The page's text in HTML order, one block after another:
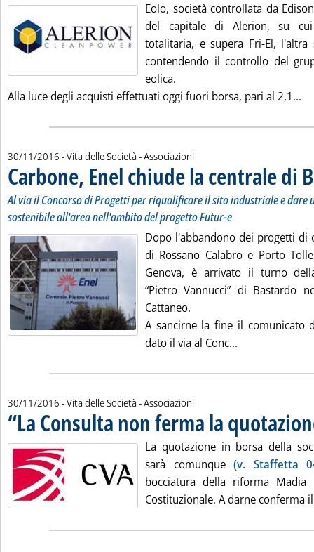
Eolo, società controllata da
del capitale di Alerion, su
totalitaria, e supera Fri-El,
contendendo il controllo del
eolica.
Alla luce degli acquisti effettuati oggi fuori borsa, pari al 2,1...
30/11/2016 - Vita delle Società - Associazioni
Carbone, Enel chiude la centrale di
Al via il Concorso di Progetti per riqualificare il sito industriale e dare
sostenibile all'area nell'ambito del progetto Futur-e
Dopo l'abbandono dei progetti di
di Rossano Calabro e Porto
Genova, è arrivato il turno
“Pietro Vannucci” di Bastardo
Cattaneo.
A sancirne la fine il comunicato
dato il via al Conc...
30/11/2016 - Vita delle Società - Associazioni
“La Consulta non ferma la
La quotazione in borsa della
sarà comunque (v. Staffetta
bocciatura della riforma
Costituzionale. A darne conferma